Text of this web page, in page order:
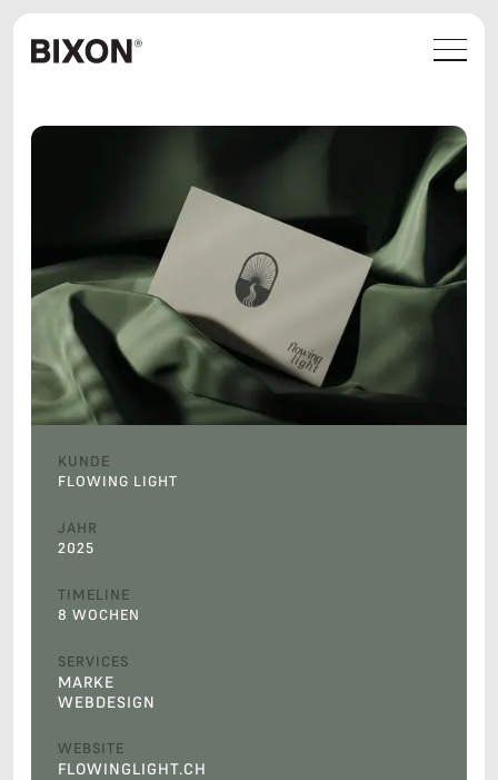
KUNDE
FLOWING LIGHT
JAHR
2025
TIMELINE
8 WOCHEN
SERVICES
MARKE
WEBDESIGN
WEBSITE
FLOWINGLIGHT.CH